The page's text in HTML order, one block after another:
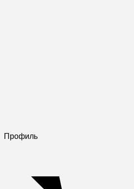
Профиль